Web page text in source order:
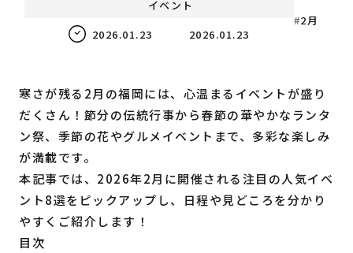
福岡のフィットネス 情報
福岡の 暮らし情報
福岡の教育・子育て情報
福岡のビジネス情報
イベント
2026.01.23
2026.01.23
2月
寒さが残る2月の福岡には、心温まるイベントが盛り
だくさん！節分の伝統行事から春節の華やかなランタ
ン祭、季節の花やグルメイベントまで、多彩な楽しみ
が満載です。
本記事では、2026年2月に開催される注目の人気イベ
ント8選をピックアップし、日程や見どころを分かり
やすくご紹介します！
目次